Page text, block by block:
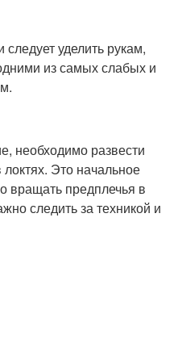
уделить рукам,
из самых слабых и
необходимо развести
локтях. Это начальное
вращать предплечья в
следить за техникой и